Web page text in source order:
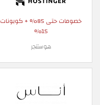
خصومات حتى 85% + كوبونات
15%
هوستنجر